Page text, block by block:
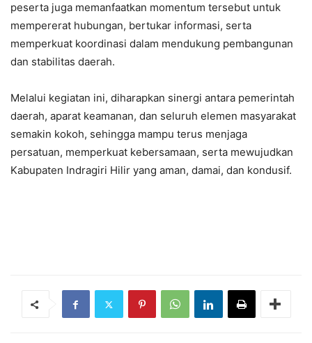
peserta juga memanfaatkan momentum tersebut untuk
mempererat hubungan, bertukar informasi, serta
memperkuat koordinasi dalam mendukung pembangunan
dan stabilitas daerah.
Melalui kegiatan ini, diharapkan sinergi antara pemerintah
daerah, aparat keamanan, dan seluruh elemen masyarakat
semakin kokoh, sehingga mampu terus menjaga
persatuan, memperkuat kebersamaan, serta mewujudkan
Kabupaten Indragiri Hilir yang aman, damai, dan kondusif.